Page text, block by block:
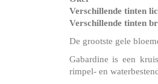
Verschillende tinten
Verschillende tinten
De grootste gele
Gabardine is een
rimpel- en